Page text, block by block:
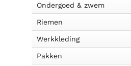
Ondergoed & zwem
Riemen
Werkkleding
Pakken